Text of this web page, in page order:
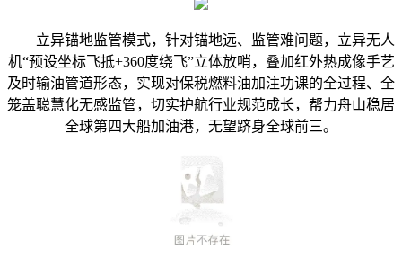
立异锚地监管模式，针对锚地远、监管难问题，立异无人
机“预设坐标飞抵+360度绕飞”立体放哨，叠加红外热成像手艺
及时输油管道形态，实现对保税燃料油加注功课的全过程、全
笼盖聪慧化无感监管，切实护航行业规范成长，帮力舟山稳居
全球第四大船加油港，无望跻身全球前三。